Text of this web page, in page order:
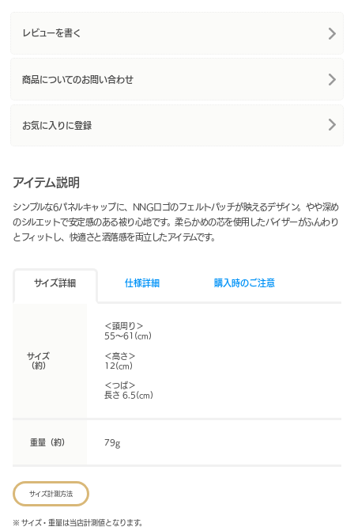
レビューを書く
商品についてのお問い合わせ
お気に入りに登録
アイテム説明
シンプルな6パネルキャップに、NNGロゴのフェルトパッチが映えるデザイン。やや深め
のシルエットで安定感のある被り心地です。柔らかめの芯を使用したバイザーがふんわり
とフィットし、快適さと洒落感を両立したアイテムです。
サイズ詳細 仕様詳細 購入時のご注意
サイズ
（約）
＜頭周り＞
55～61(cm)
＜高さ＞
12(cm)
＜つば＞
長さ 6.5(cm)
重量（約） 79g
サイズ計測方法
※ サイズ・重量は当店計測値となります。